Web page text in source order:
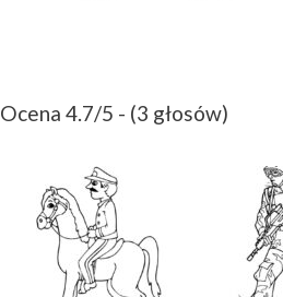
Ocena 4.7/5 - (3 głosów)